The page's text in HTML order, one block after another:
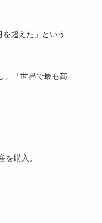
超えた」という
、「世界で最も高
を購入。